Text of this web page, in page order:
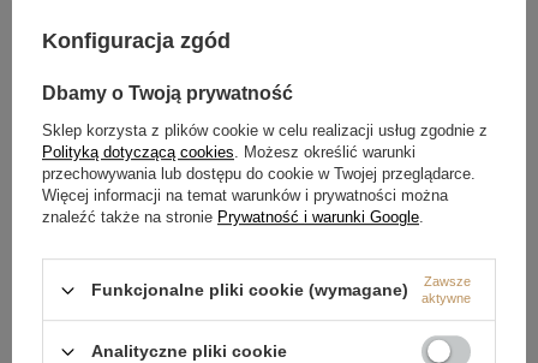
SZUKASZ PRODUKTU,
KTÓREGO NIE MAMY W
OFERCIE?
Jeśli nie znalazłeś w naszej ofercie produktu, a chciałbyś kupić go w
naszym sklepie, możesz skorzystać ze specjalnego formularza i przesłać
nam opis szukanego przedmiotu. Aby móc to zrobić musisz być
zalogowany .
Konfiguracja zgód
Dbamy o Twoją prywatność
Sklep korzysta z plików cookie w celu realizacji usług zgodnie z
Polityką dotyczącą cookies. Możesz określić warunki
przechowywania lub dostępu do cookie w Twojej przeglądarce.
Więcej informacji na temat warunków i prywatności można
znaleźć także na stronie Prywatność i warunki Google.
Funkcjonalne pliki cookie (wymagane)
Zawsze
aktywne
Analityczne pliki cookie